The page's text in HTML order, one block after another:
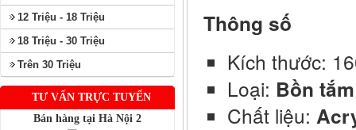
12 Triệu - 18 Triệu
18 Triệu - 30 Triệu
Trên 30 Triệu
TƯ VẤN TRỰC TUYẾN
Bán hàng tại Hà Nội 2
Thông số
Kích thước:
Loại: Bồn
Chất liệu: